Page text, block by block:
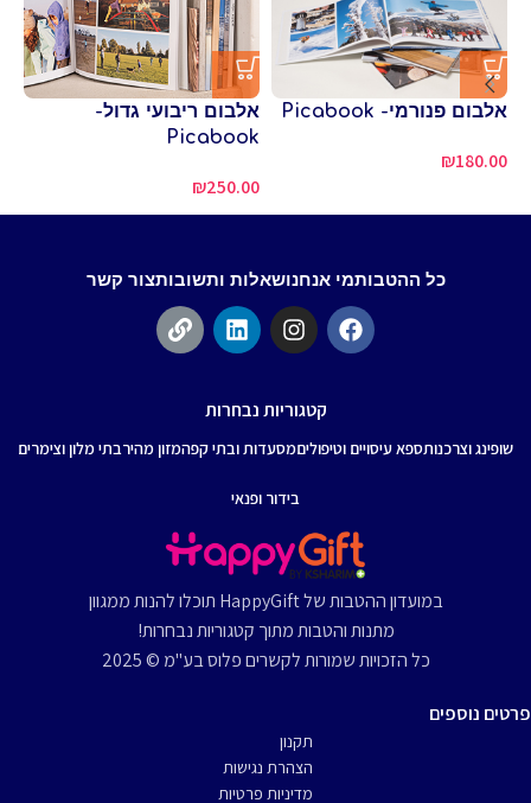
אלבום פנורמי- Picabook
₪180.00
אלבום ריבועי גדול-
Picabook
₪250.00
כל ההטבותמי אנחנושאלות ותשובותצור קשר
קטגוריות נבחרות
שופינג וצרכנותספא עיסויים וטיפוליםמסעדות ובתי קפהמזון מהירבתי מלון וצימרים
בידור ופנאי
במועדון ההטבות של HappyGift תוכלו להנות ממגוון
מתנות והטבות מתוך קטגוריות נבחרות!
כל הזכויות שמורות לקשרים פלוס בע"מ © 2025
פרטים נוספים
תקנון
הצהרת נגישות
מדיניות פרטיות